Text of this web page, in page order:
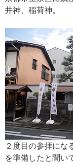
井神、稲荷神。
２度目の参拝にな
を準備したと聞い